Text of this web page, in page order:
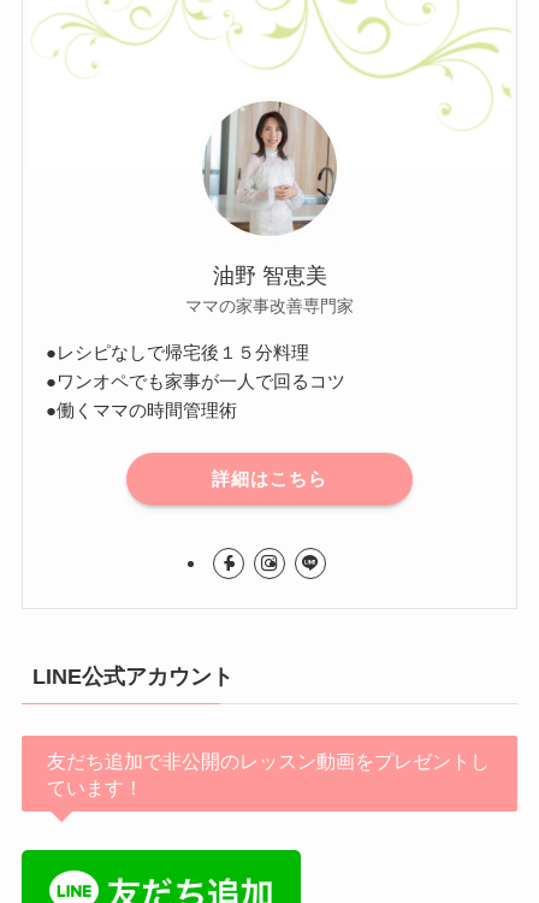
油野 智恵美
ママの家事改善専門家
●レシピなしで帰宅後１５分料理
●ワンオペでも家事が一人で回るコツ
●働くママの時間管理術
詳細はこちら
LINE公式アカウント
友だち追加で非公開のレッスン動画をプレゼントし
ています！